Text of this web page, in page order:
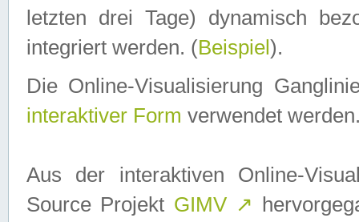
letzten drei Tage) dynamisch
integriert werden. (Beispiel ).
Die Online-Visualisierung
interaktiver Form verwendet
Aus der interaktiven Online-
Source Projekt GIMV ↗